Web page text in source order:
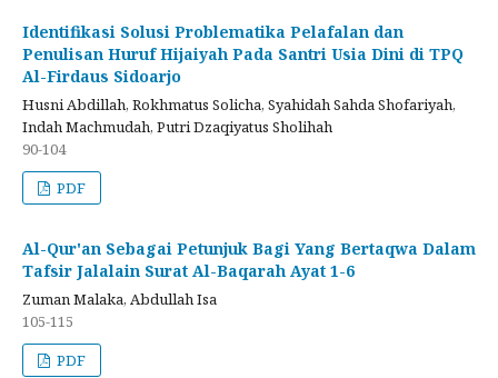
Identifikasi Solusi Problematika Pelafalan dan
Penulisan Huruf Hijaiyah Pada Santri Usia Dini di TPQ
Al-Firdaus Sidoarjo
Husni Abdillah, Rokhmatus Solicha, Syahidah Sahda Shofariyah,
Indah Machmudah, Putri Dzaqiyatus Sholihah
90-104
PDF
Al-Qur'an Sebagai Petunjuk Bagi Yang Bertaqwa Dalam
Tafsir Jalalain Surat Al-Baqarah Ayat 1-6
Zuman Malaka, Abdullah Isa
105-115
PDF